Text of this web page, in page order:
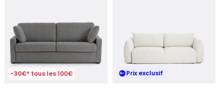
-30€* tous les 100€ Prix exclusif